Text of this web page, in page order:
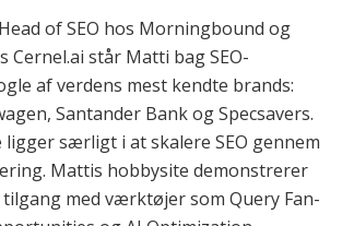
of SEO hos Morningbound og
Cernel.ai står Matti bag SEO-
af verdens mest kendte brands:
Santander Bank og Specsavers.
ligger særligt i at skalere SEO gennem
Mattis hobbysite demonstrerer
med værktøjer som Query Fan-